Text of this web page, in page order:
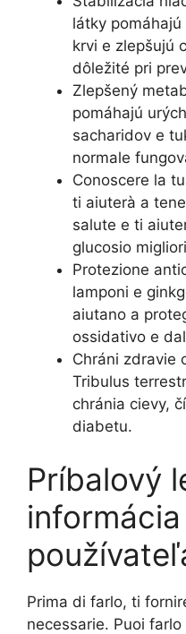
látky
krvi e zlepšujú
dôležité pri
Zlepšený
pomáhajú
sacharidov e
normale
Conoscere la
ti aiuterà a
salute e ti
glucosio
Protezione
lamponi e
aiutano a
ossidativo e
Chráni zdravie
Tribulus
chránia cievy,
diabetu.
Príbalový
Prima di farlo, ti
necessarie. Puoi